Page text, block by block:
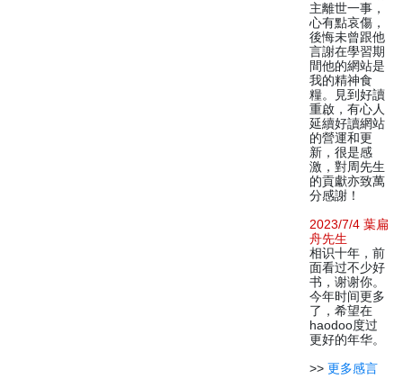
主離世一事，
心有點哀傷，
後悔未曾跟他
言謝在學習期
間他的網站是
我的精神食
糧。見到好讀
重啟，有心人
延續好讀網站
的營運和更
新，很是感
激，對周先生
的貢獻亦致萬
分感謝！
2023/7/4 葉扁
舟先生
相识十年，前
面看过不少好
书，谢谢你。
今年时间更多
了，希望在
haodoo度过
更好的年华。
>> 更多感言